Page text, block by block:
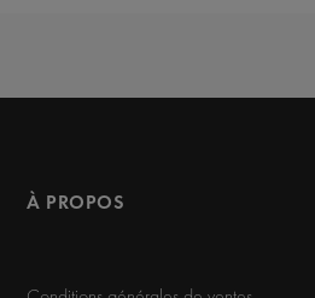
À PROPOS